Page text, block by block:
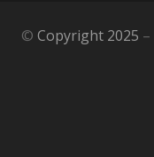
© Copyright 2025 –